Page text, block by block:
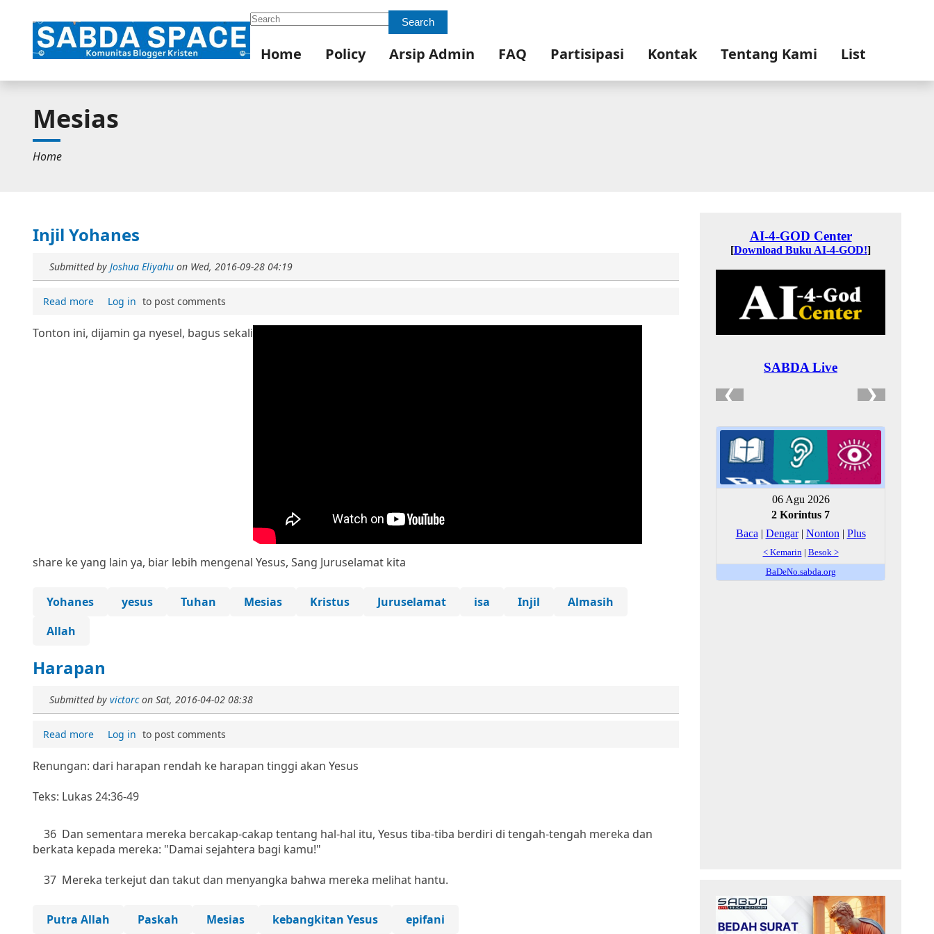
Search Search
Home Policy Arsip Admin FAQ Partisipasi Kontak Tentang Kami List
Mesias
Home
Injil Yohanes
Submitted by Joshua Eliyahu on Wed, 2016-09-28 04:19
Read more Log in to post comments
Tonton ini, dijamin ga nyesel, bagus sekali
share ke yang lain ya, biar lebih mengenal Yesus, Sang Juruselamat kita
Yohanes yesus Tuhan Mesias Kristus Juruselamat isa Injil
Almasih
Allah
Harapan
Submitted by victorcon Sat, 2016-04-02 08:38
Read more Log in to post comments
Renungan: dari harapan rendah ke harapan tinggi akan Yesus
Teks: Lukas 24:36-49
36 Dan sementara mereka bercakap-cakap tentang hal-hal itu, Yesus tiba-tiba berdiri di tengah-tengah mereka dan
berkata kepada mereka: "Damai sejahtera bagi kamu!"
37 Mereka terkejut dan takut dan menyangka bahwa mereka melihat hantu.
Putra Allah Paskah Mesias kebangkitan Yesus epifani